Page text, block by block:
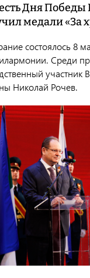
Дня Победы
медали «За
состоялось 8
Среди
участник
Николай Рочев.